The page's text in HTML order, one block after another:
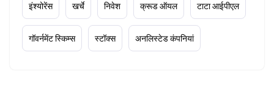
इंश्योरेंस खर्चे निवेश क्रूड ऑयल टाटा आईपीएल
गॉवर्नमेंट स्किम्स स्टॉक्स अनलिस्टेड कंपनियां